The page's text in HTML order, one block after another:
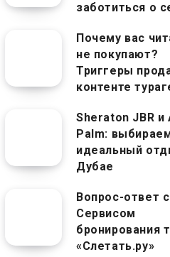
заботиться о
Почему вас
не покупают?
Триггеры
контенте
Sheraton JBR и
Palm:
идеальный
Дубае
Вопрос-ответ с
Сервисом
бронирования
«Слетать.ру»